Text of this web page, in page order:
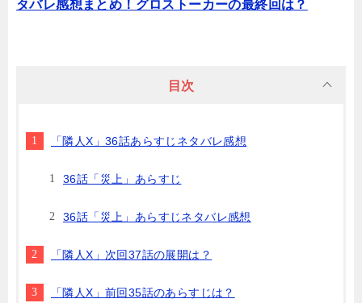
タバレ感想まとめ！グロストーカーの最終回は？
目次
「隣人X」36話あらすじネタバレ感想
36話「災上」あらすじ
36話「災上」あらすじネタバレ感想
「隣人X」次回37話の展開は？
「隣人X」前回35話のあらすじは？